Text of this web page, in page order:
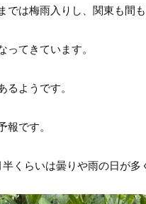
では梅雨入りし、関東も間
ってきています。
るようです。
報です。
くらいは曇りや雨の日が多